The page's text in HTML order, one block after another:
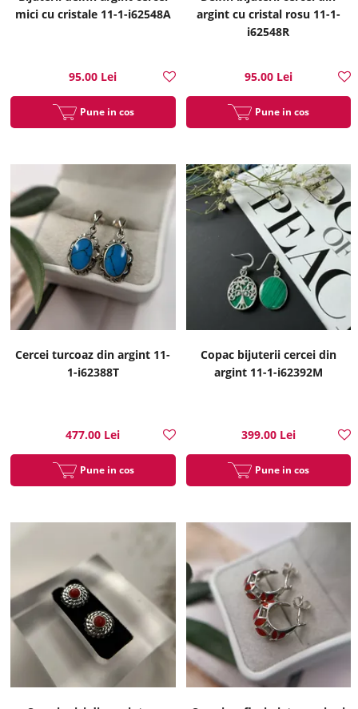
mici cu cristale 11-1-i62548A
95.00 Lei
Pune in cos
argint cu cristal rosu 11-1-
i62548R
95.00 Lei
Pune in cos
Cercei turcoaz din argint 11-
1-i62388T
477.00 Lei
Pune in cos
Copac bijuterii cercei din
argint 11-1-i62392M
399.00 Lei
Pune in cos